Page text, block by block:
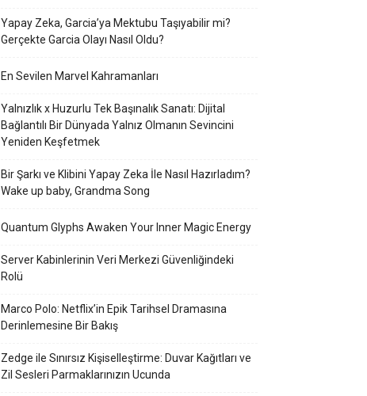
Yapay Zeka, Garcia’ya Mektubu Taşıyabilir mi?
Gerçekte Garcia Olayı Nasıl Oldu?
En Sevilen Marvel Kahramanları
Yalnızlık x Huzurlu Tek Başınalık Sanatı: Dijital
Bağlantılı Bir Dünyada Yalnız Olmanın Sevincini
Yeniden Keşfetmek
Bir Şarkı ve Klibini Yapay Zeka İle Nasıl Hazırladım?
Wake up baby, Grandma Song
Quantum Glyphs Awaken Your Inner Magic Energy
Server Kabinlerinin Veri Merkezi Güvenliğindeki
Rolü
Marco Polo: Netflix’in Epik Tarihsel Dramasına
Derinlemesine Bir Bakış
Zedge ile Sınırsız Kişiselleştirme: Duvar Kağıtları ve
Zil Sesleri Parmaklarınızın Ucunda